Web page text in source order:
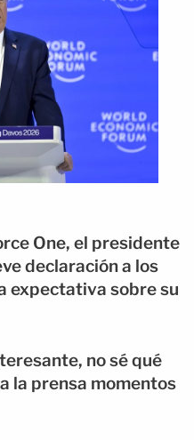
One, el presidente
declaración a los
expectativa sobre su
no sé qué
la prensa momentos